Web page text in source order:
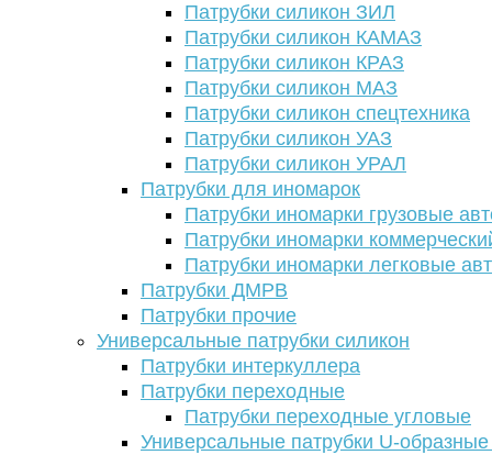
Патрубки силикон ЗИЛ
Патрубки силикон КАМАЗ
Патрубки силикон КРАЗ
Патрубки силикон МАЗ
Патрубки силикон спецтехника
Патрубки силикон УАЗ
Патрубки силикон УРАЛ
Патрубки для иномарок
Патрубки иномарки грузовые
Патрубки иномарки
Патрубки иномарки легковые
Патрубки ДМРВ
Патрубки прочие
Универсальные патрубки силикон
Патрубки интеркуллера
Патрубки переходные
Патрубки переходные угловые
Универсальные патрубки U-